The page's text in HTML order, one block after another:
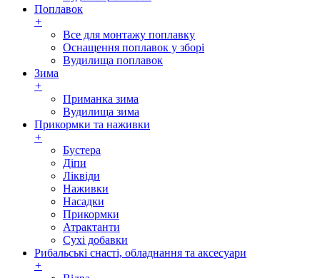
Поплавок
+
Все для монтажу поплавку
Оснащення поплавок у зборі
Вудилища поплавок
Зима
+
Приманка зима
Вудилища зима
Прикормки та наживки
+
Бустера
Діпи
Ліквіди
Наживки
Насадки
Прикормки
Атрактанти
Сухі добавки
Рибальські снасті, обладнання та аксесуари
+